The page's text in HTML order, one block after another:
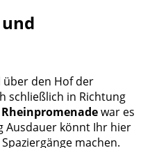
über den Hof der
schließlich in Richtung
Rheinpromenadewar es
Ausdauer könnt Ihr hier
machen.